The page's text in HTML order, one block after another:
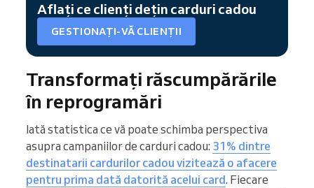
Aflați ce clienți dețin carduri cadou
GESTIONAȚI-VĂ CLIENȚII
Transformați răscumpărările
în reprogramări
Iată statistica ce vă poate schimba perspectiva
asupra campaniilor de carduri cadou: 31% dintre
destinatarii cardurilor cadou vizitează o afacere
pentru prima dată datorită acelui card. Fiecare